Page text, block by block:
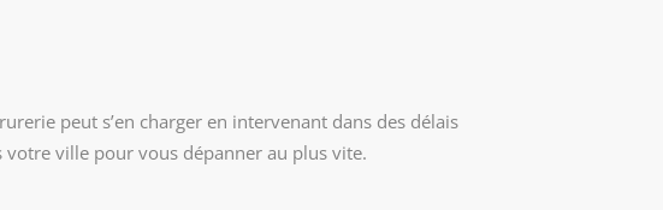
peut s’en charger en intervenant dans des délais
ville pour vous dépanner au plus vite.